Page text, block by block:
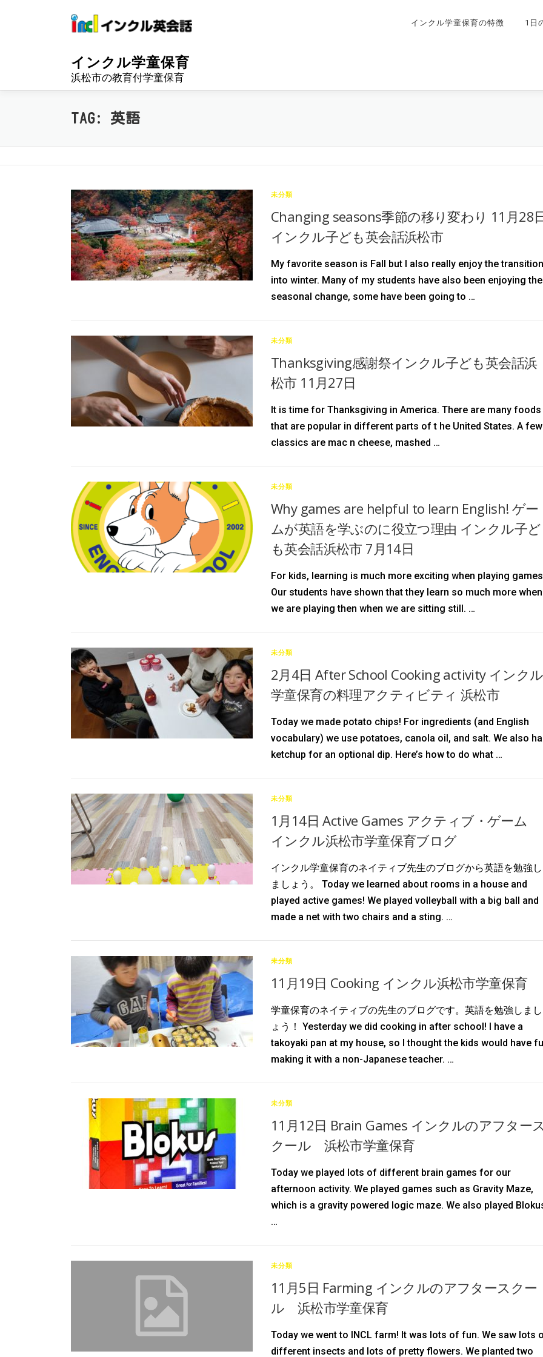
インクル学童保育
浜松市の教育付学童保育
インクル学童保育の特徴 1日
TAG: 英語
未分類
Changing seasons季節の移り変わり 11月28
インクル子ども英会話浜松市
My favorite season is Fall but I also really enjoy the transition
into winter. Many of my students have also been enjoying the
seasonal change, some have been going to …
未分類
Thanksgiving感謝祭インクル子ども英会話浜
松市 11月27日
It is time for Thanksgiving in America. There are many foods
that are popular in different parts of t he United States. A few
classics are mac n cheese, mashed …
未分類
Why games are helpful to learn English! ゲー
ムが英語を学ぶのに役立つ理由 インクル子ど
も英会話浜松市 7月14日
For kids, learning is much more exciting when playing
Our students have shown that they learn so much more when
we are playing then when we are sitting still. …
未分類
2月4日 After School Cooking activity インクル
学童保育の料理アクティビティ 浜松市
Today we made potato chips! For ingredients (and English
vocabulary) we use potatoes, canola oil, and salt. We also
ketchup for an optional dip. Here’s how to do what …
未分類
1月14日 Active Games アクティブ・ゲーム
インクル浜松市学童保育ブログ
インクル学童保育のネイティブ先生のブログから英語を勉強し
ましょう。 Today we learned about rooms in a house and
played active games! We played volleyball with a big ball and
made a net with two chairs and a sting. …
未分類
11月19日 Cooking インクル浜松市学童保育
学童保育のネイティブの先生のブログです。英語を勉強しまし
ょう！ Yesterday we did cooking in after school! I have a
takoyaki pan at my house, so I thought the kids would have
making it with a non-Japanese teacher. …
未分類
11月12日 Brain Games インクルのアフタース
クール 浜松市学童保育
Today we played lots of different brain games for our
afternoon activity. We played games such as Gravity Maze,
which is a gravity powered logic maze. We also played
…
未分類
11月5日 Farming インクルのアフタースクー
ル 浜松市学童保育
Today we went to INCL farm! It was lots of fun. We saw lots
different insects and lots of pretty flowers. We planted two